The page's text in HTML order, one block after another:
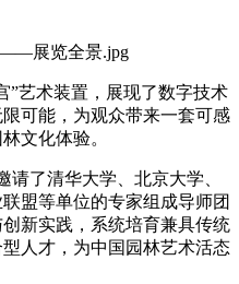
”艺术装置，展现了数字技术
可能，为观众带来一套可感
文化体验。
请了清华大学、北京大学、
盟等单位的专家组成导师团
新实践，系统培育兼具传统
人才，为中国园林艺术活态